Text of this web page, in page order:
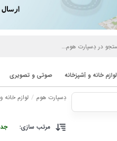
لوازم خانه و آشپزخانه صوتی و تصویری
دِسپارت هوم لوازم خانه
مرتب سازی: